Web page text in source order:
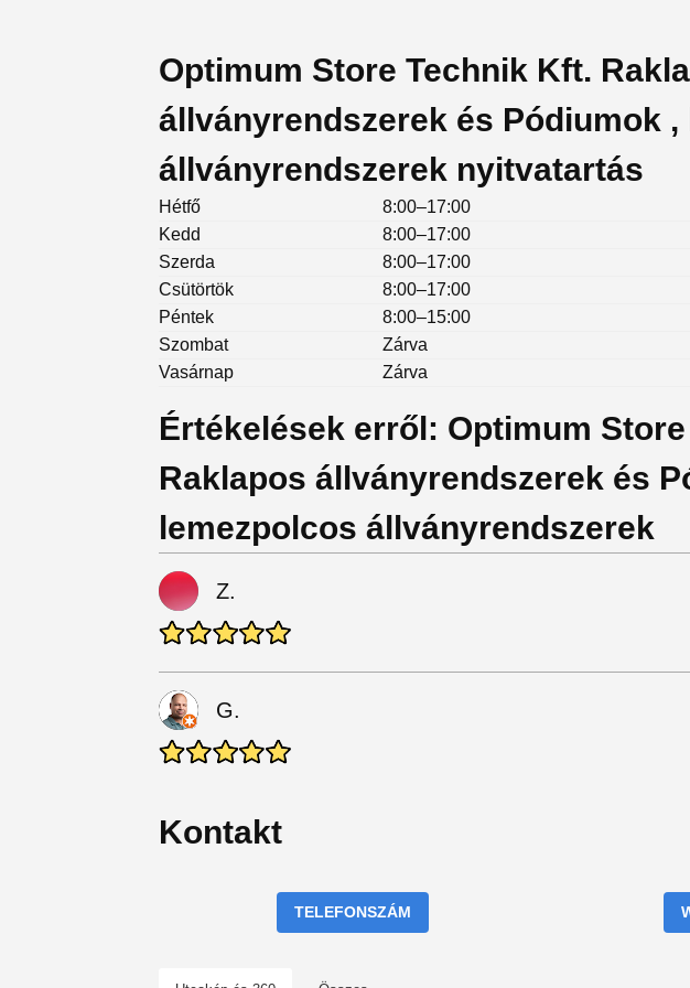
Optimum Store Technik Kft.
állványrendszerek és Pódiumok ,
állványrendszerek nyitvatartás
Hétfő
8:00–17:00
Kedd
8:00–17:00
Szerda
8:00–17:00
Csütörtök
8:00–17:00
Péntek
8:00–15:00
Szombat
Zárva
Vasárnap
Zárva
Értékelések erről: Optimum
Raklapos állványrendszerek és
lemezpolcos állványrendszerek
Z.
G.
Kontakt
TELEFONSZÁM